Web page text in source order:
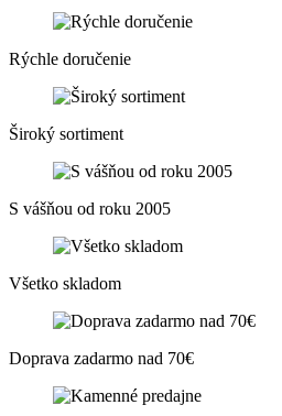
Rýchle doručenie
Široký sortiment
S vášňou od roku 2005
Všetko skladom
Doprava zadarmo nad 70€